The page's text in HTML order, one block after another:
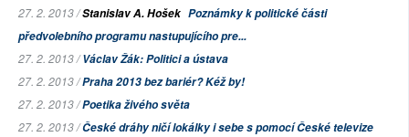
27. 2. 2013 /Stanislav A. Hošek Poznámky k politické části
předvolebního programu nastupujícího pre...
27. 2. 2013 /Václav Žák: Politici a ústava
27. 2. 2013 /Praha 2013 bez bariér? Kéž by!
27. 2. 2013 /Poetika živého světa
27. 2. 2013 /České dráhy ničí lokálky i sebe s pomocí České televize